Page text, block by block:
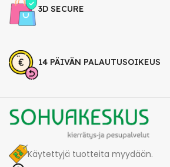
3D SECURE
14 PÄIVÄN PALAUTUSOIKEUS
Käytettyjä tuotteita myydään.